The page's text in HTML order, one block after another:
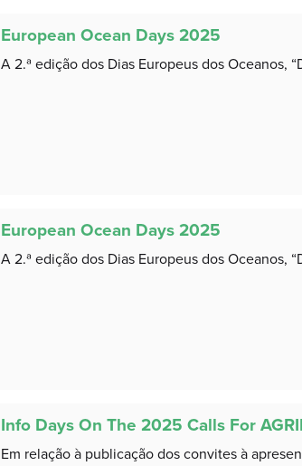
European Ocean Days 2025
A 2.ª edição dos Dias Europeus dos Oceanos,
European Ocean Days 2025
A 2.ª edição dos Dias Europeus dos Oceanos,
Info Days On The 2025 Calls For
Em relação à publicação dos convites à